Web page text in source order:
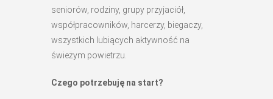
seniorów, rodziny, grupy przyjaciół,
współpracowników, harcerzy, biegaczy,
wszystkich lubiących aktywność na
świeżym powietrzu.
Czego potrzebuję na start?